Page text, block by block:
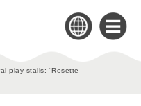
play stalls: “Rosette